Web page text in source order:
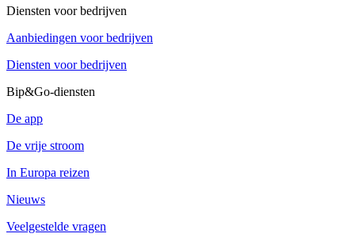
Diensten voor bedrijven
Aanbiedingen voor bedrijven
Diensten voor bedrijven
Bip&Go-diensten
De app
De vrije stroom
In Europa reizen
Nieuws
Veelgestelde vragen